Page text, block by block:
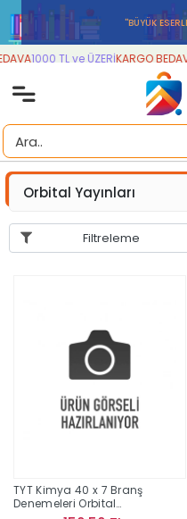
''BÜYÜK
1000 TL ve ÜZERİKARGO BEDAVA
Orbital Yayınları
Filtreleme
TYT Kimya 40 x 7 Branş
Denemeleri Orbital